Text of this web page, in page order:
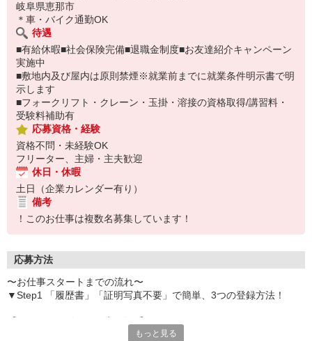
岐阜県恵那市
＊車・バイク通勤OK
待遇
■有給休暇■社会保険完備■退職金制度■お友達紹介キャンペーン
実施中
■敷地内及び屋内は原則禁煙※就業前までに就業条件明示書で明
示します
■フォークリフト・クレーン・玉掛・溶接の資格取得/講習料・
受験料補助有
応募資格・経験
資格不問・未経験OK
フリーター、主婦・主夫歓迎
休日・休暇
土日（企業カレンダー有り）
備考
！このお仕事は複数名募集しています！
応募方法
〜お仕事スタートまでの流れ〜
▼Step1 「履歴書」「証明写真不要」で簡単、3つの登録方法！
いつでも好きな時間に登録OKもっと見る